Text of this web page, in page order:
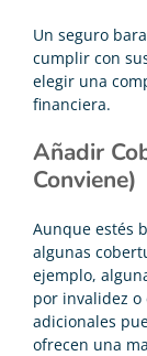
Un seguro
cumplir con
elegir una
financiera.
Añadir
Conviene)
Aunque estés
algunas
ejemplo,
por invalidez o
adicionales
ofrecen una